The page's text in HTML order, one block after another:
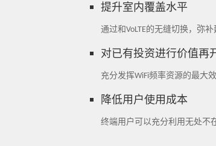
提升室内覆盖水平
通过和VoLTE的无缝切换，弥
对已有投资进行价值再
充分发挥WiFi频率资源的最大
降低用户使用成本
终端用户可以充分利用无处不